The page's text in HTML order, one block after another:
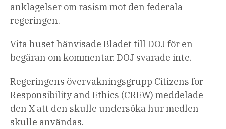
anklagelser om rasism mot den federala
regeringen.
Vita huset hänvisade Bladet till DOJ för en
begäran om kommentar. DOJ svarade inte.
Regeringens övervakningsgrupp Citizens for
Responsibility and Ethics (CREW) meddelade
den X att den skulle undersöka hur medlen
skulle användas.